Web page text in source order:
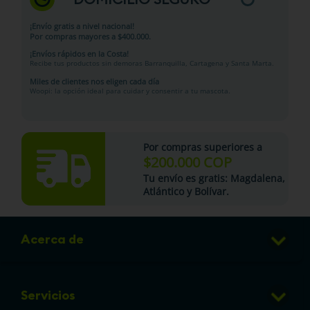
¡Envío gratis a nivel nacional!
Por compras mayores a $400.000.
¡Envíos rápidos en la Costa!
Recibe tus productos sin demoras Barranquilla, Cartagena y Santa Marta.
Miles de clientes nos eligen cada día
Woopi: la opción ideal para cuidar y consentir a tu mascota.
Por compras superiores a
$200.000 COP
Tu envío es gratis: Magdalena,
Atlántico y Bolívar.
Acerca de
Club de Puntos
Servicios